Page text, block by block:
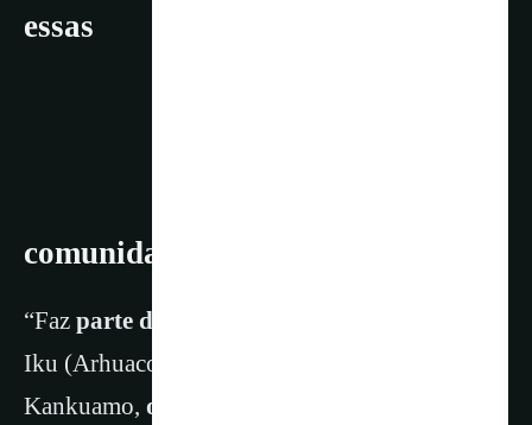
essas
comunidades indígenas?
“Faz parte do território ancestral
Iku (Arhuaco), Kággaba (Kogui), Wiwa e
Kankuamo, os povos originais que habitam a